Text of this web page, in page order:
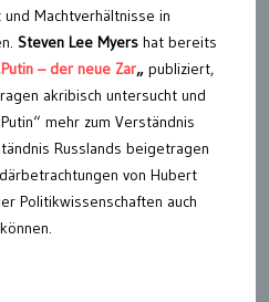
Machtverhältnisse in
Steven Lee Myers hat bereits
Putin – der neue Zar„ publiziert,
akribisch untersucht und
mehr zum Verständnis
Russlands beigetragen
von Hubert
Politikwissenschaften auch